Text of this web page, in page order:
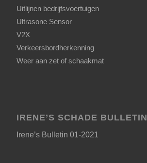
Uitlijnen bedrijfsvoertuigen
Ultrasone Sensor
V2X
Verkeersbordherkenning
Weer aan zet of schaakmat
IRENE’S SCHADE BULLETIN
Irene’s Bulletin 01-2021